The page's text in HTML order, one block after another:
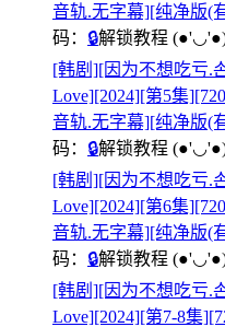
音轨.无字幕][纯净版(
码： 🔒解锁教程
[韩剧][因为不想吃亏.
Love][2024][第5集
音轨.无字幕][纯净版(
码： 🔒解锁教程
[韩剧][因为不想吃亏.
Love][2024][第6集
音轨.无字幕][纯净版(
码： 🔒解锁教程
[韩剧][因为不想吃亏.
Love][2024][第7-8集